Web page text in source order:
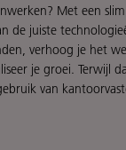
Met een
de juiste
verhoog je het
je groei. Terwijl
van